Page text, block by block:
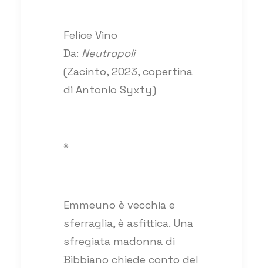
Felice Vino
Da: Neutropoli
(Zacinto, 2023, copertina
di Antonio Syxty)
*
Emmeuno è vecchia e
sferraglia, è asfittica. Una
sfregiata madonna di
Bibbiano chiede conto del